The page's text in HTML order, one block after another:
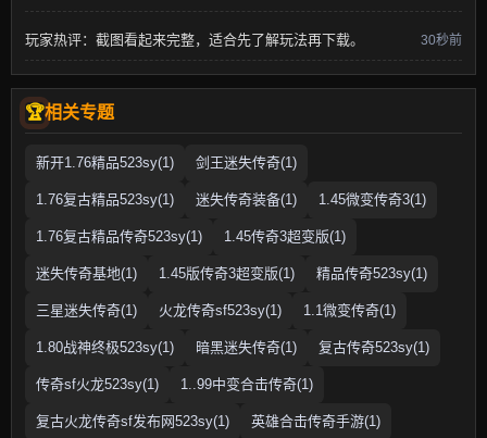
玩家热评：截图看起来完整，适合先了解玩法再下载。 30秒前
相关专题
新开1.76精品523sy(1) 剑王迷失传奇(1)
1.76复古精品523sy(1) 迷失传奇装备(1) 1.45微变传奇3(1)
1.76复古精品传奇523sy(1) 1.45传奇3超变版(1)
迷失传奇基地(1) 1.45版传奇3超变版(1) 精品传奇523sy(1)
三星迷失传奇(1) 火龙传奇sf523sy(1) 1.1微变传奇(1)
1.80战神终极523sy(1) 暗黑迷失传奇(1) 复古传奇523sy(1)
传奇sf火龙523sy(1) 1..99中变合击传奇(1)
复古火龙传奇sf发布网523sy(1) 英雄合击传奇手游(1)